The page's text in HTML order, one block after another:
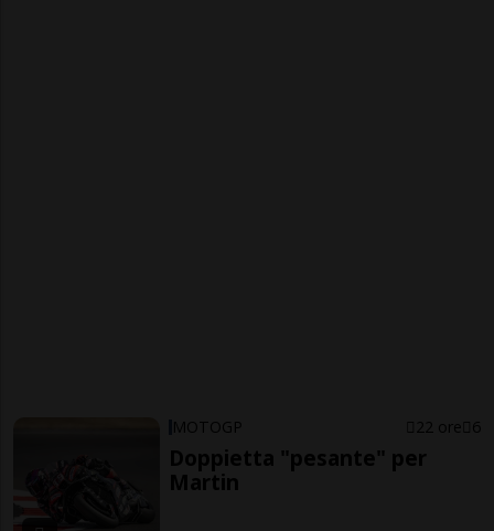
MOTOGP 22 ore 6
Doppietta "pesante" per
Martin